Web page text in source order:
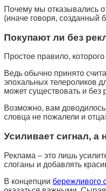
Почему мы отказывались
(иначе говоря, созданный
Покупают ли без
Простое правило,
Ведь обычно принято
эпохальных телероликов
может существовать и без
Возможно, вам доводилось
словца не пожалели и
Усиливает сигнал, а
Реклама – это лишь
слоганы и добавлять
В концепции бережливого